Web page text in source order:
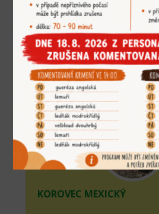
KOČKA RYBÁŘSKÁ
adoptovat
KOROVEC MEXICKÝ